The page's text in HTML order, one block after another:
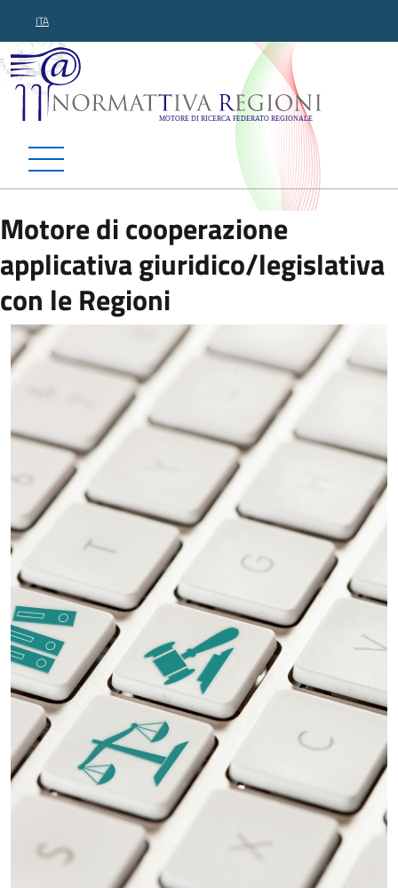
ITA
Normattiva Regioni -
Motore di cooperazione
applicativa giuridico/legislativa
con le Regioni